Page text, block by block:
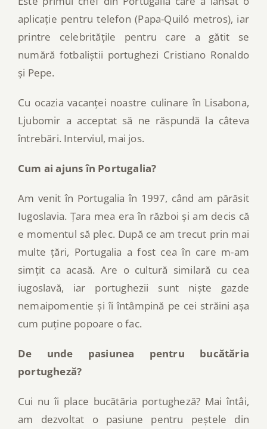
aplicație pentru telefon (Papa-Quiló metros), iar
printre celebritățile pentru care a gătit se
numără fotbaliștii portughezi Cristiano Ronaldo
și Pepe.
Cu ocazia vacanței noastre culinare în Lisabona,
Ljubomir a acceptat să ne răspundă la câteva
întrebări. Interviul, mai jos.
Cum ai ajuns în Portugalia?
Am venit în Portugalia în 1997, când am părăsit
Iugoslavia. Țara mea era în război și am decis că
e momentul să plec. După ce am trecut prin mai
multe țări, Portugalia a fost cea în care m-am
simțit ca acasă. Are o cultură similară cu cea
iugoslavă, iar portughezii sunt niște gazde
nemaipomentie și îi întâmpină pe cei străini așa
cum puține popoare o fac.
De unde pasiunea pentru bucătăria
portugheză?
Cui nu îi place bucătăria portugheză? Mai întâi,
am dezvoltat o pasiune pentru peștele din